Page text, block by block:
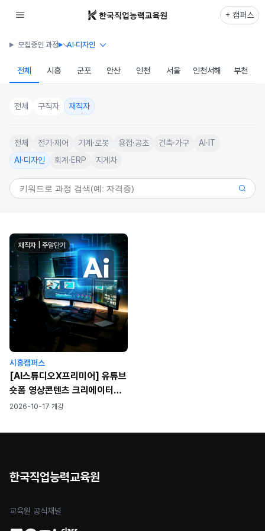
+ 캠퍼스
모집중인 과정 AI·디자인
전체 시흥 군포 안산 인천 서울 인천서해 부천
전체 구직자 재직자
전체 전기·제어 기계·로봇 용접·공조 건축·가구
AI·IT
AI·디자인
회계·ERP 지게차
재직자 | 주말단기
시흥캠퍼스
[AI스튜디오X프리미어] 유튜브
숏폼 영상콘텐츠 크리에이터되
기
2026-10-17 개강
한국직업능력교육원
교육원 공식채널